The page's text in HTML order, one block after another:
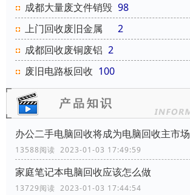
成都大量废文件销毁 98
上门回收废旧金属
2
成都回收废铜废铝 2
废旧电路板回收 100
办公二手电脑回收将成为电脑回收主市场
13588阅读 2023-01-03 17:49:59
家庭笔记本电脑回收应该怎么做
13729阅读 2023-01-03 17:44:54